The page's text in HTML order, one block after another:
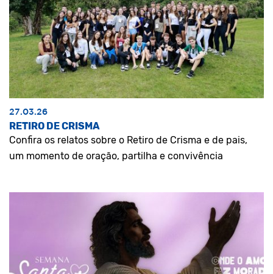
27.03.26
RETIRO DE CRISMA
Confira os relatos sobre o Retiro de Crisma e de pais,
um momento de oração, partilha e convivência